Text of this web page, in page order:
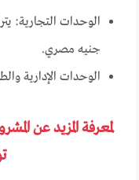
جنيه مصري.
الوحدات الإدارية والطبية:
لمعرفة المزيد عن